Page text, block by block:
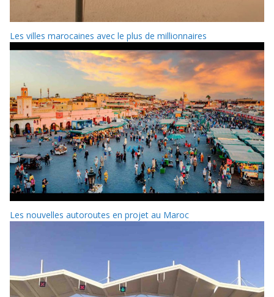
Les villes marocaines avec le plus de millionnaires
Les nouvelles autoroutes en projet au Maroc